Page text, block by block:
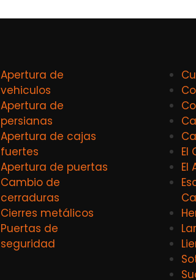
Apertura de
vehiculos
Apertura de
persianas
Apertura de cajas
fuertes
Apertura de puertas
Cambio de
cerraduras
Cierres metálicos
Puertas de
seguridad
El
El